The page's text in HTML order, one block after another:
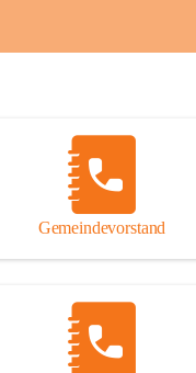
Gemeindevorstand